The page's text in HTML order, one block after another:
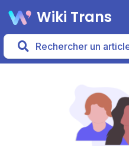
Wiki Trans